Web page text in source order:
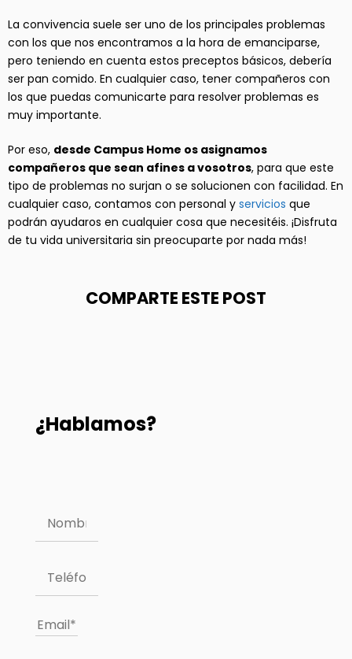
La convivencia suele ser uno de los principales problemas
con los que nos encontramos a la hora de emanciparse,
pero teniendo en cuenta estos preceptos básicos, debería
ser pan comido. En cualquier caso, tener compañeros con
los que puedas comunicarte para resolver problemas es
muy importante.
Por eso, desde Campus Home os asignamos
compañeros que sean afines a vosotros, para que este
tipo de problemas no surjan o se solucionen con facilidad. En
cualquier caso, contamos con personal y servicios que
podrán ayudaros en cualquier cosa que necesitéis. ¡Disfruta
de tu vida universitaria sin preocuparte por nada más!
COMPARTE ESTE POST
¿Hablamos?